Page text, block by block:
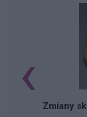
Zmiany
‹